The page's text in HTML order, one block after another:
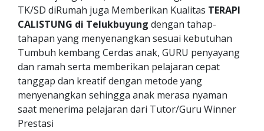
TK/SD diRumah juga Memberikan Kualitas TERAPI
CALISTUNG di Telukbuyung dengan tahap-
tahapan yang menyenangkan sesuai kebutuhan
Tumbuh kembang Cerdas anak, GURU penyayang
dan ramah serta memberikan pelajaran cepat
tanggap dan kreatif dengan metode yang
menyenangkan sehingga anak merasa nyaman
saat menerima pelajaran dari Tutor/Guru Winner
Prestasi